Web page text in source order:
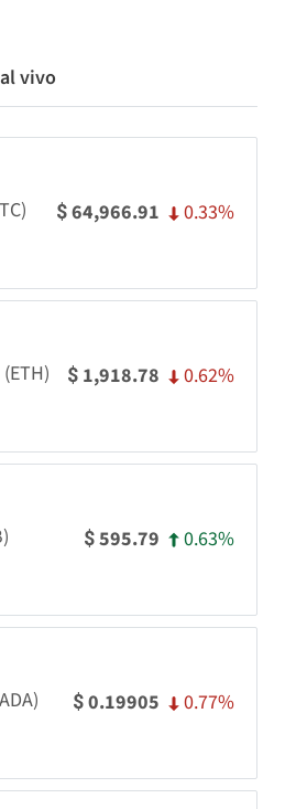
vivo
$64,966.91 0.33%
$ 1,918.78 0.62%
$595.79 0.63%
$0.19905 0.77%